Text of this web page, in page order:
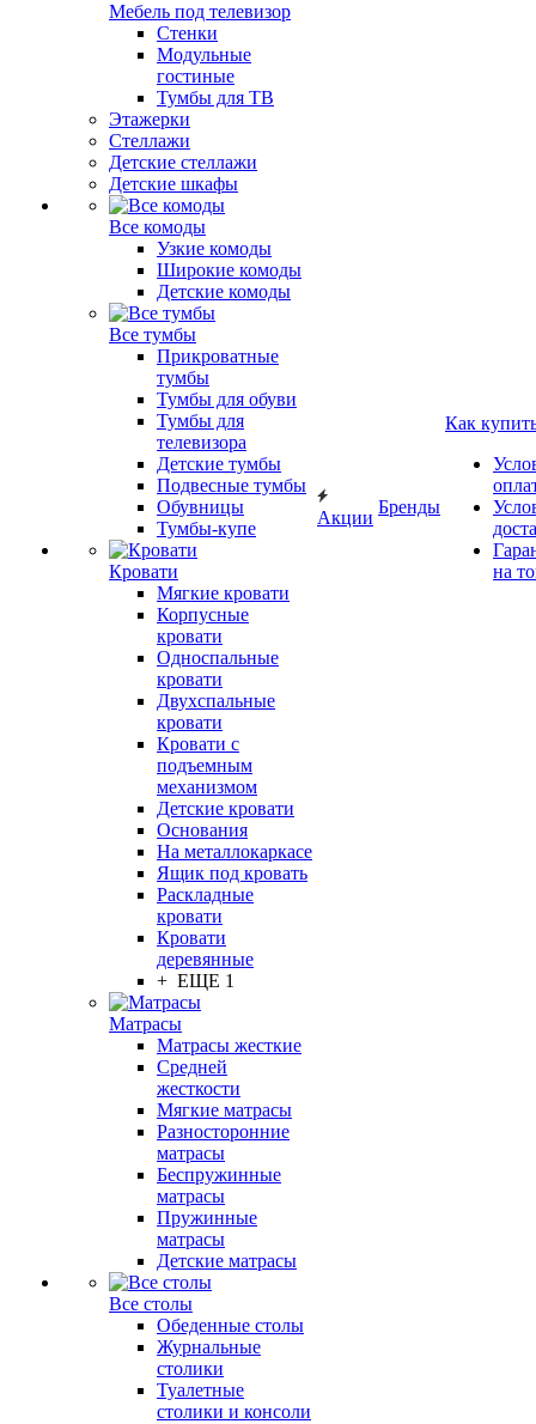
Мебель под телевизор
Стенки
Модульные
гостиные
Тумбы для ТВ
Этажерки
Стеллажи
Детские стеллажи
Детские шкафы
Все комоды
Узкие комоды
Широкие комоды
Детские комоды
Все тумбы
Прикроватные
тумбы
Тумбы для обуви
Тумбы для
телевизора
Детские тумбы
Подвесные тумбы
Обувницы
Тумбы-купе
Кровати
Мягкие кровати
Корпусные
кровати
Односпальные
кровати
Двухспальные
кровати
Кровати с
подъемным
механизмом
Детские кровати
Основания
На металлокаркасе
Ящик под кровать
Раскладные
кровати
Кровати
деревянные
+ ЕЩЕ 1
Матрасы
Матрасы жесткие
Средней
жесткости
Мягкие матрасы
Разносторонние
матрасы
Беспружинные
матрасы
Пружинные
матрасы
Детские матрасы
Все столы
Обеденные столы
Журнальные
столики
Туалетные
столики и консоли
Акции
Бренды
Как
на